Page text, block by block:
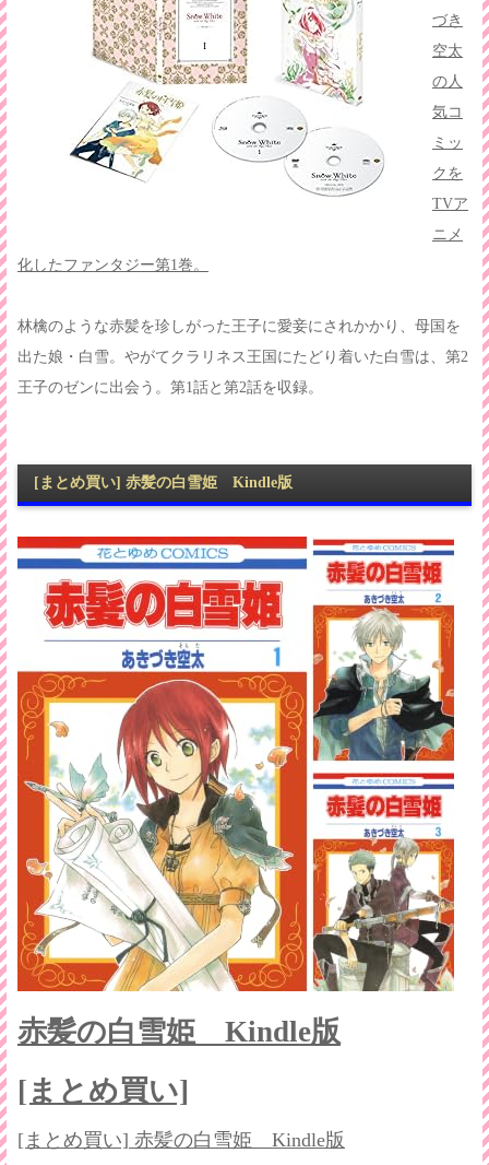
づき
空太
の人
気コ
ミッ
クを
TVア
ニメ
化したファンタジー第1巻。
林檎のような赤髪を珍しがった王子に愛妾にされかかり、母国を
出た娘・白雪。やがてクラリネス王国にたどり着いた白雪は、第2
王子のゼンに出会う。第1話と第2話を収録。
[まとめ買い] 赤髪の白雪姫 Kindle版
赤髪の白雪姫 Kindle版
[まとめ買い]
[まとめ買い] 赤髪の白雪姫 Kindle版